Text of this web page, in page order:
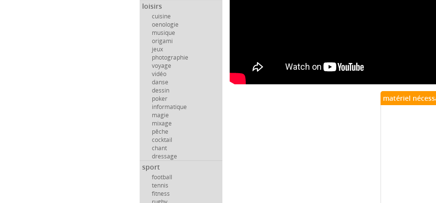
loisirs
cuisine
oenologie
musique
origami
jeux
photographie
voyage
vidéo
danse
dessin
poker
informatique
magie
mixage
pêche
cocktail
chant
dressage
sport
football
tennis
fitness
matériel